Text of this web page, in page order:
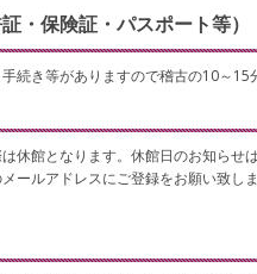
・保険証・パスポート等）
続き等がありますので稽古の10～15
休館となります。休館日のお知らせ
ールアドレスにご登録をお願い致